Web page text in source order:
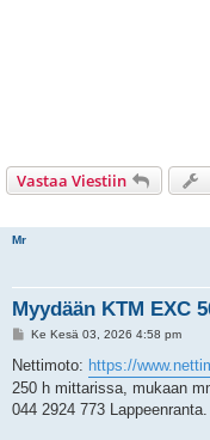
Vastaa Viestiin
Mr
Myydään KTM EXC
V
e
t
i
Ke Kesä 03, 2026 4:58 pm
Nettimoto: https://
250 h mittarissa, mukaan
044 2924 773 Lappeenranta.